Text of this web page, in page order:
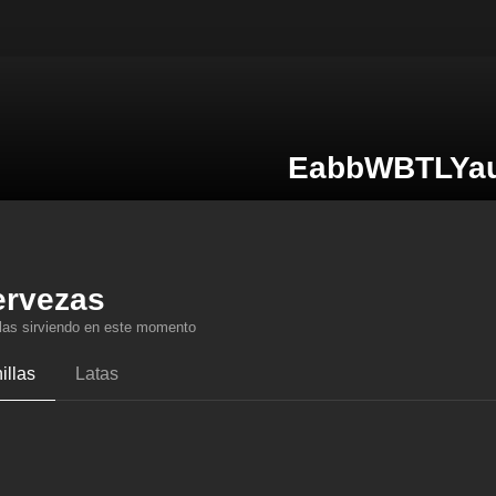
sirviendo en este momento
Latas